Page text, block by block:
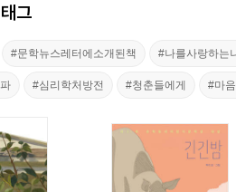
그
#문학뉴스레터에소개된책 #나를사랑하는
#심리학처방전 #청춘들에게 #마